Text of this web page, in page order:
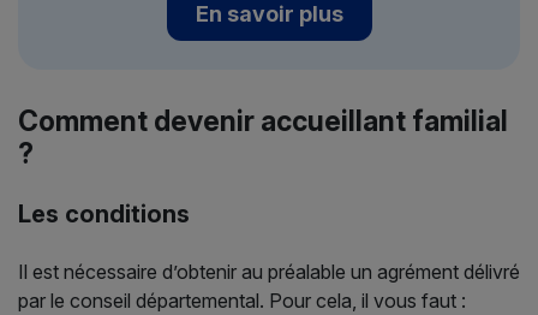
En savoir plus
Comment devenir accueillant familial
?
Les conditions
Il est nécessaire d’obtenir au préalable un agrément délivré
par le conseil départemental. Pour cela, il vous faut :